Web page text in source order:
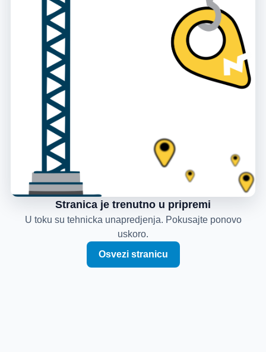
Stranica je trenutno u pripremi
U toku su tehnicka unapredjenja. Pokusajte ponovo
uskoro.
Osvezi stranicu